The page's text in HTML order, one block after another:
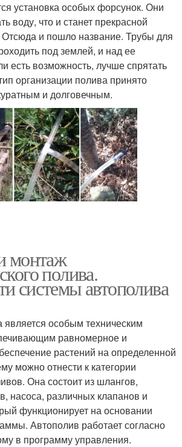
установка особых форсунок. Они
воду, что и станет прекрасной
и пошло название. Трубы для
под землей, и над ее
есть возможность, лучше спрятать
организации полива принято
и долговечным.
монтаж
полива.
системы автополива
является особым техническим
равномерное и
растений на определенной
можно отнести к категории
Она состоит из шлангов,
насоса, различных клапанов и
функционирует на основании
Автополив работает согласно
в программу управления.